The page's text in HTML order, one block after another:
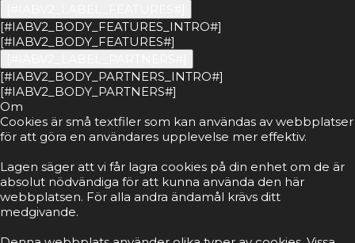
[#IABV2_BODY_FEATURES_INTRO#]
[#IABV2_BODY_FEATURES#]
[#IABV2_BODY_PARTNERS_INTRO#]
[#IABV2_BODY_PARTNERS#]
Om
Cookies är små textfiler som kan användas av webbplatser
för att göra en användares upplevelse mer effektiv.
Lagen säger att vi får lagra cookies på din enhet om de är
absolut nödvändiga för att kunna använda den här
webbplatsen. För alla andra ändamål krävs ditt
medgivande.